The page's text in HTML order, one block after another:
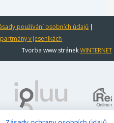
používání osobních údajů |
v Jeseníkách
Tvorba www stránekWINTERNET